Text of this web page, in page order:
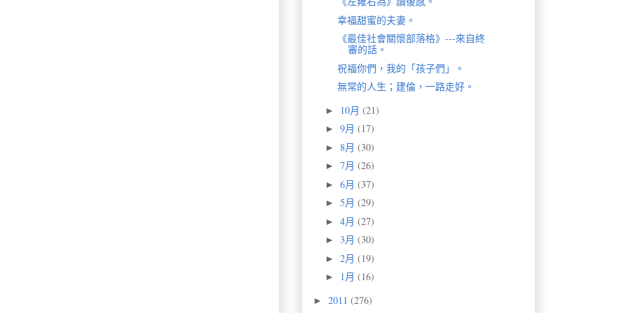
幸福甜蜜的夫妻。
《最佳社會關懷部落格》---來自終
審的話。
祝福你們，我的「孩子們」。
無常的人生；建倫，一路走好。
► 10月 (21)
► 9月 (17)
► 8月 (30)
► 7月 (26)
► 6月 (37)
► 5月 (29)
► 4月 (27)
► 3月 (30)
► 2月 (19)
► 1月 (16)
► 2011 (276)